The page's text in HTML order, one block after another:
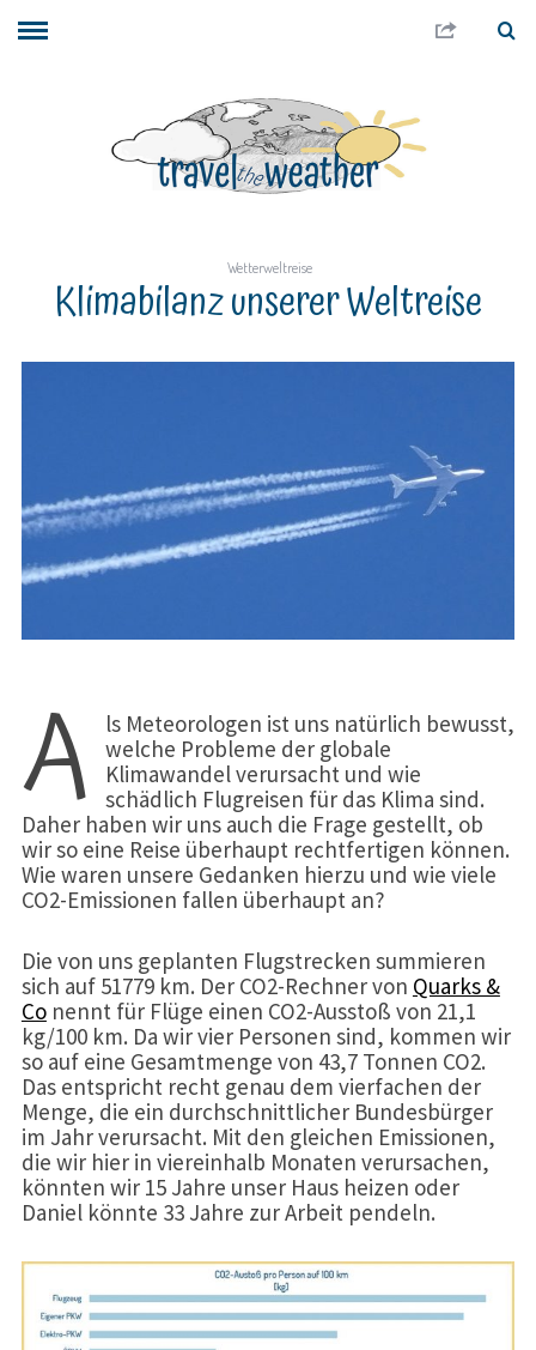
Wetterweltreise
Klimabilanz unserer Weltreise
A
ls Meteorologen ist uns natürlich bewusst,
welche Probleme der globale
Klimawandel verursacht und wie
schädlich Flugreisen für das Klima sind.
Daher haben wir uns auch die Frage gestellt, ob
wir so eine Reise überhaupt rechtfertigen können.
Wie waren unsere Gedanken hierzu und wie viele
CO2-Emissionen fallen überhaupt an?
Die von uns geplanten Flugstrecken summieren
sich auf 51779 km. Der CO2-Rechner von Quarks &
Conennt für Flüge einen CO2-Ausstoß von 21,1
kg/100 km. Da wir vier Personen sind, kommen wir
so auf eine Gesamtmenge von 43,7 Tonnen CO2.
Das entspricht recht genau dem vierfachen der
Menge, die ein durchschnittlicher Bundesbürger
im Jahr verursacht. Mit den gleichen Emissionen,
die wir hier in viereinhalb Monaten verursachen,
könnten wir 15 Jahre unser Haus heizen oder
Daniel könnte 33 Jahre zur Arbeit pendeln.